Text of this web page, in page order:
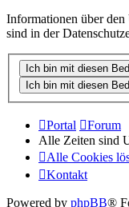
Informationen über
sind in der
Portal
Forum
Alle Zeiten sind
Alle Cookies
Kontakt
Powered by phpBB®